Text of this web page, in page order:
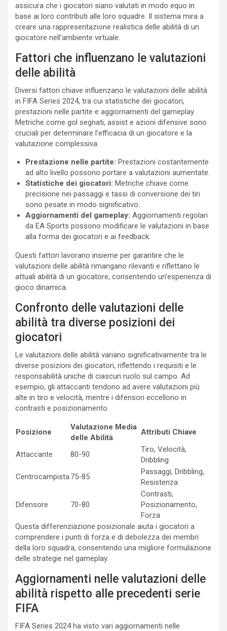
assicura che i giocatori siano valutati in modo equo in
base ai loro contributi alle loro squadre. Il sistema mira a
creare una rappresentazione realistica delle abilità di un
giocatore nell’ambiente virtuale.
Fattori che influenzano le valutazioni
delle abilità
Diversi fattori chiave influenzano le valutazioni delle abilità
in FIFA Series 2024, tra cui statistiche dei giocatori,
prestazioni nelle partite e aggiornamenti del gameplay.
Metriche come gol segnati, assist e azioni difensive sono
cruciali per determinare l’efficacia di un giocatore e la
valutazione complessiva.
Prestazione nelle partite: Prestazioni costantemente
ad alto livello possono portare a valutazioni aumentate.
Statistiche dei giocatori: Metriche chiave come
precisione nei passaggi e tassi di conversione dei tiri
sono pesate in modo significativo.
Aggiornamenti del gameplay: Aggiornamenti regolari
da EA Sports possono modificare le valutazioni in base
alla forma dei giocatori e ai feedback.
Questi fattori lavorano insieme per garantire che le
valutazioni delle abilità rimangano rilevanti e riflettano le
attuali abilità di un giocatore, consentendo un’esperienza di
gioco dinamica.
Confronto delle valutazioni delle
abilità tra diverse posizioni dei
giocatori
Le valutazioni delle abilità variano significativamente tra le
diverse posizioni dei giocatori, riflettendo i requisiti e le
responsabilità uniche di ciascun ruolo sul campo. Ad
esempio, gli attaccanti tendono ad avere valutazioni più
alte in tiro e velocità, mentre i difensori eccellono in
contrasti e posizionamento.
Posizione
Valutazione Media
delle Abilità
Attributi Chiave
Attaccante 80-90
Tiro, Velocità,
Dribbling
Centrocampista75-85
Passaggi, Dribbling,
Resistenza
Difensore 70-80
Contrasti,
Posizionamento,
Forza
Questa differenziazione posizionale aiuta i giocatori a
comprendere i punti di forza e di debolezza dei membri
della loro squadra, consentendo una migliore formulazione
delle strategie nel gameplay.
Aggiornamenti nelle valutazioni delle
abilità rispetto alle precedenti serie
FIFA
FIFA Series 2024 ha visto vari aggiornamenti nelle